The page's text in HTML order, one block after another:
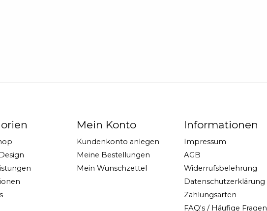
Mein Konto
Kundenkonto anlegen
Meine Bestellungen
Mein Wunschzettel
Informationen
Impressum
AGB
Widerrufsbelehrung
Datenschutzerklärung
Zahlungsarten
FAQ's / Häufige Fragen